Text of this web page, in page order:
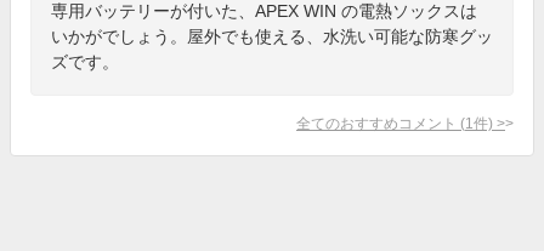
専用バッテリーが付いた、APEX WIN の電熱ソックスは
いかがでしょう。屋外でも使える、水洗い可能な防寒グッ
ズです。
全てのおすすめコメント (1 件) >